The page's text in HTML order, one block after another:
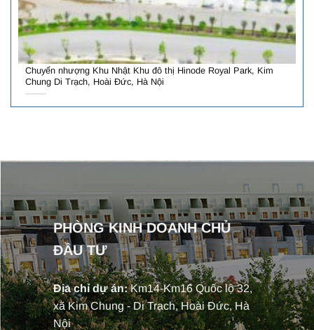
Chuyển nhượng Khu Nhật Khu đô thị Hinode Royal Park, Kim
Chung Di Trạch, Hoài Đức, Hà Nội
PHÒNG KINH DOANH CHỦ
ĐẦU TƯ
Địa chỉ dự án:Km14-Km16 Quốc lộ 32,
xã Kim Chung - Di Trạch, Hoài Đức, Hà
Nội